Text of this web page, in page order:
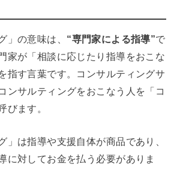
」の意味は、 “専門家による指導”で
家が「相談に応じたり指導をおこな
指す言葉です。コンサルティングサ
ンサルティングをおこなう人を「コ
びます。
」は指導や支援自体が商品であり、
に対してお金を払う必要がありま